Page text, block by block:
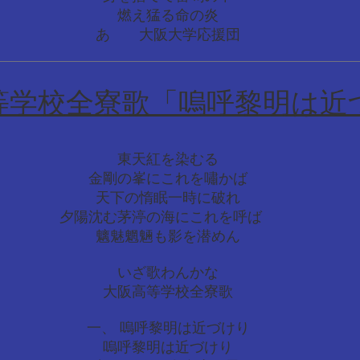
燃え猛る命の炎
あゝ 大阪大学応援団
学校全寮歌「嗚呼黎明は近
東天紅を染むる
金剛の峯にこれを嘯かば
天下の惰眠一時に破れ
夕陽沈む茅渟の海にこれを呼ばゝ
魑魅魍魎も影を潜めん
いざ歌わんかな
大阪高等学校全寮歌
一、 嗚呼黎明は近づけり
嗚呼黎明は近づけり